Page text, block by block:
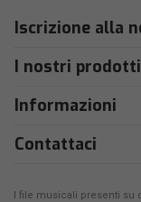
Iscrizione alla
I nostri prodotti
Informazioni
Contattaci
I file musicali presenti su